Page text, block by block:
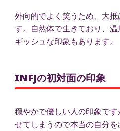
外向的でよく笑うため、大
す。自然体で生きており、
ギッシュな印象もあります。
INFJの初対面の印象
穏やかで優しい人の印象で
せてしまうので本当の自分